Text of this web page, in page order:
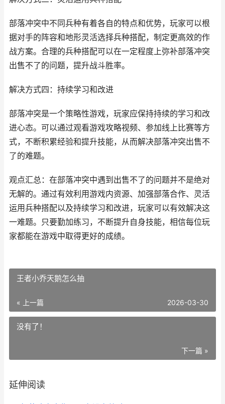
部落冲突中不同兵种有着各自的特点和优势，玩家可以根
据对手的阵容和地形灵活选择兵种搭配，制定更高效的作
战方案。合理的兵种搭配可以在一定程度上弥补部落冲突
出售不了的问题，提升战斗胜率。
解决方式四：持续学习和改进
部落冲突是一个策略性游戏，玩家应保持持续的学习和改
进心态。可以通过观看游戏攻略视频、参加线上比赛等方
式，不断积累经验和提升技能，从而解决部落冲突出售不
了的难题。
观点汇总：在部落冲突中遇到出售不了的问题并不是绝对
无解的。通过有效利用游戏内资源、加强部落合作、灵活
运用兵种搭配以及持续学习和改进，玩家可以有效解决这
一难题。只要勤加练习，不断提升自身技能，相信每位玩
家都能在游戏中取得更好的成绩。
王者小乔天鹅怎么抽
« 上一篇 2026-03-30
没有了！
下一篇 »
延伸阅读